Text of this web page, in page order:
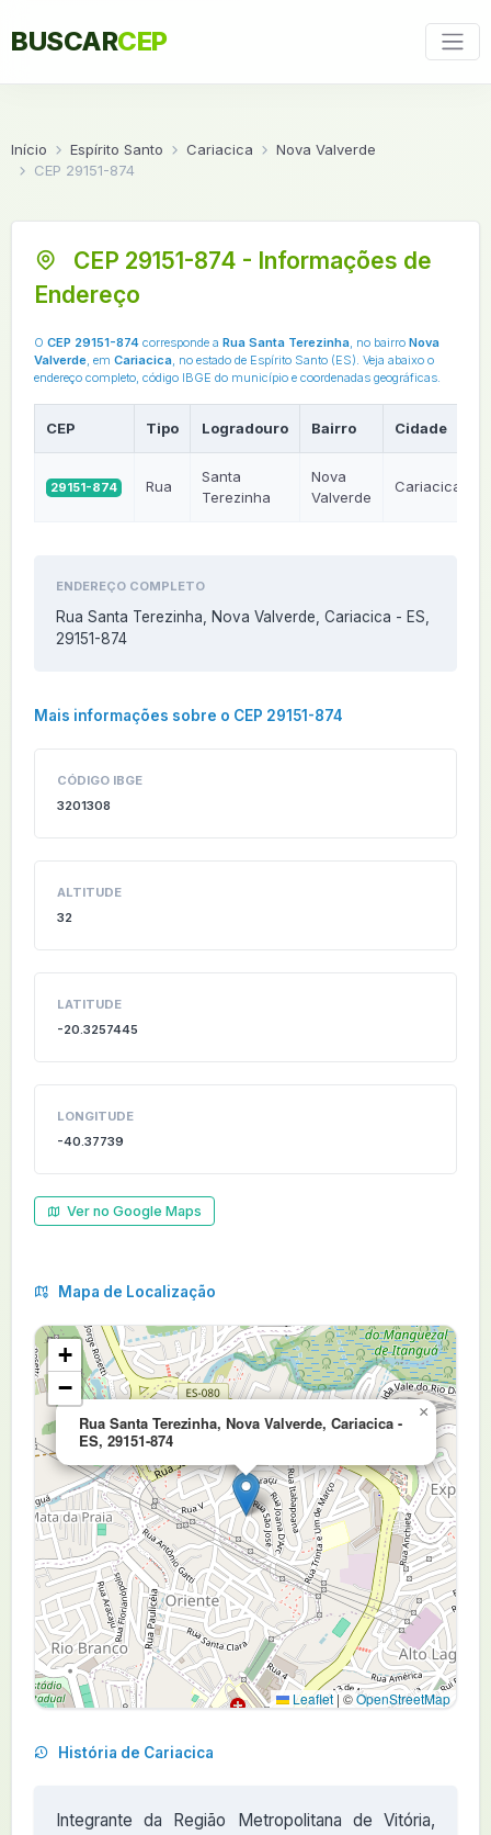
BUSCARCEP
Início Espírito Santo Cariacica
Nova Valverde
CEP 29151-874
CEP 29151-874 - Informações de
Endereço
O CEP 29151-874 corresponde a Rua Santa Terezinha, no bairro Nova
Valverde, em Cariacica, no estado de Espírito Santo (ES). Veja abaixo o
endereço completo, código IBGE do município e coordenadas geográficas.
CEP Tipo Logradouro Bairro Cidade
29151-874 Rua
Santa
Terezinha
Nova
Valverde
Cariacica
ENDEREÇO COMPLETO
Rua Santa Terezinha, Nova Valverde, Cariacica - ES,
29151-874
Mais informações sobre o CEP 29151-874
CÓDIGO IBGE
3201308
ALTITUDE
32
LATITUDE
-20.3257445
LONGITUDE
-40.37739
Ver no Google Maps
Mapa de Localização
Rua Santa Terezinha, Nova Valverde, Cariacica -
ES, 29151-874
×
+
−
Leaflet|©OpenStreetMap
História de Cariacica
Integrante da Região Metropolitana de Vitória,